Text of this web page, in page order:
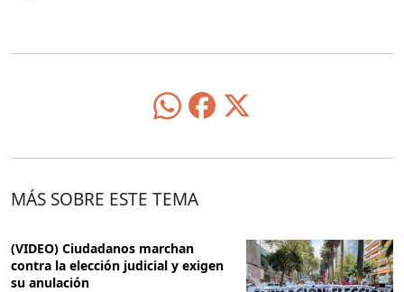
MÁS SOBRE ESTE TEMA
(VIDEO) Ciudadanos marchan
contra la elección judicial y exigen
su anulación